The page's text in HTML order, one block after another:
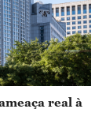
real à